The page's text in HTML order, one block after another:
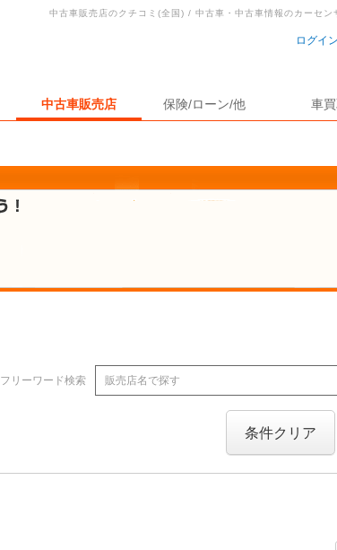
ログイン
中古車販売店 保険/ローン/他 車
中古車販売店のクチコミ(全国) / 中古車・中古車情報のカーセン
フリーワード検索
条件クリア